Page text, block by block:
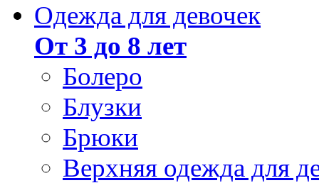
Одежда для девочек
От 3 до 8 лет
Болеро
Блузки
Брюки
Верхняя одежда для